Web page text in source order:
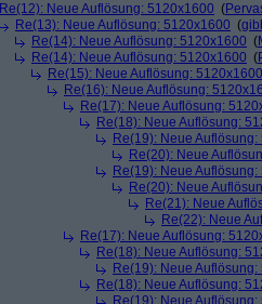
Re(12): Neue Auflösung: 5120x1600 (
Re(13): Neue Auflösung: 5120x1600 (
Re(14): Neue Auflösung: 5120x1600 (
Re(14): Neue Auflösung: 5120x1600 (
Re(15): Neue Auflösung: 5120x1600
Re(16): Neue Auflösung:
Re(17): Neue Auflösung:
Re(18): Neue Auflösung:
Re(19): Neue
Re(20): Neue
Re(19): Neue
Re(20): Neue
Re(21): Neue
Re(22): Neue
Re(17): Neue Auflösung:
Re(18): Neue Auflösung:
Re(19): Neue
Re(18): Neue Auflösung:
Re(19): Neue